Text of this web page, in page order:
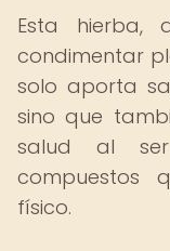
Esta hierba,
condimentar
solo aporta
sino que
salud al
compuestos
físico.